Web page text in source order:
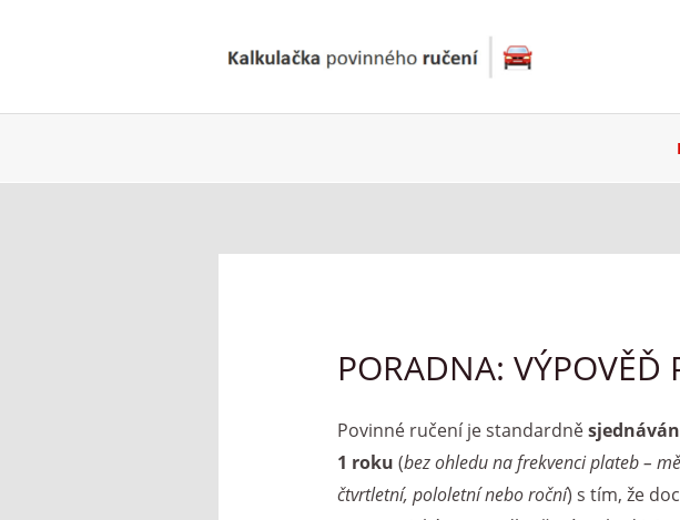
PORADNA:
Povinné ručení je standardně
1 roku (bez ohledu na frekvenci plateb –
čtvrtletní, pololetní nebo roční) s tím, že